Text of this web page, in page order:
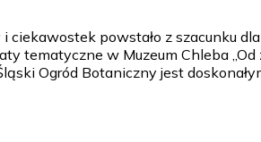
i ciekawostek powstało z szacunku
tematyczne w Muzeum Chleba
Ogród Botaniczny jest